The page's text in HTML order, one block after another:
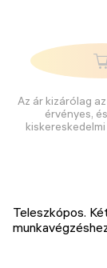
Az ár kizárólag
érvényes,
Teleszkópos.